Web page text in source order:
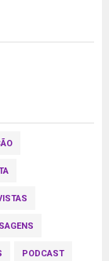
PODCAST